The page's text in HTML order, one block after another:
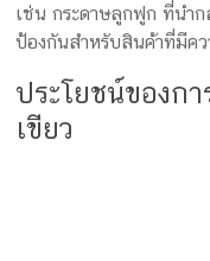
เช่น กระดาษลูกฟูก ที่นำ
ป้องกันสำหรับสินค้าที่มีคว
ประโยชน์ของก
เขียว